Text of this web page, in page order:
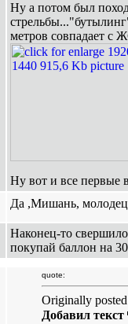
Ну а потом был поход
метров совпадает с
Ну вот и все первые
Да ,Мишань,
Наконец-то
покупай баллон на
quote:
Originally
Добавил текст